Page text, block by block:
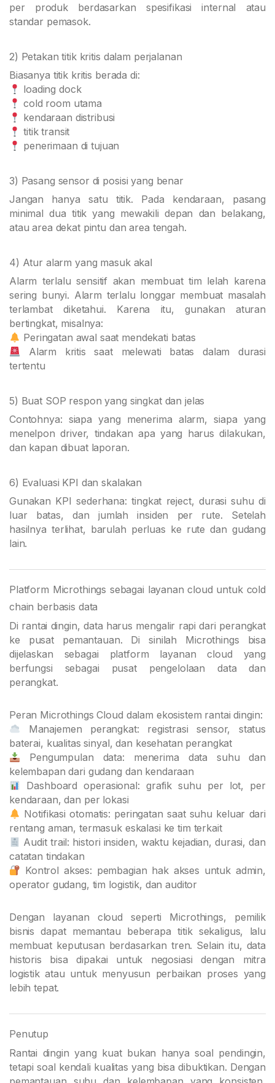
per produk berdasarkan spesifikasi internal atau
standar pemasok.
2) Petakan titik kritis dalam perjalanan
Biasanya titik kritis berada di:
loading dock
cold room utama
kendaraan distribusi
titik transit
penerimaan di tujuan
3) Pasang sensor di posisi yang benar
Jangan hanya satu titik. Pada kendaraan, pasang
minimal dua titik yang mewakili depan dan belakang,
atau area dekat pintu dan area tengah.
4) Atur alarm yang masuk akal
Alarm terlalu sensitif akan membuat tim lelah karena
sering bunyi. Alarm terlalu longgar membuat masalah
terlambat diketahui. Karena itu, gunakan aturan
bertingkat, misalnya:
Peringatan awal saat mendekati batas
Alarm kritis saat melewati batas dalam durasi
tertentu
5) Buat SOP respon yang singkat dan jelas
Contohnya: siapa yang menerima alarm, siapa yang
menelpon driver, tindakan apa yang harus dilakukan,
dan kapan dibuat laporan.
6) Evaluasi KPI dan skalakan
Gunakan KPI sederhana: tingkat reject, durasi suhu di
luar batas, dan jumlah insiden per rute. Setelah
hasilnya terlihat, barulah perluas ke rute dan gudang
lain.
Platform Microthings sebagai layanan cloud untuk cold
chain berbasis data
Di rantai dingin, data harus mengalir rapi dari perangkat
ke pusat pemantauan. Di sinilah Microthings bisa
dijelaskan sebagai platform layanan cloud yang
berfungsi sebagai pusat pengelolaan data dan
perangkat.
Peran Microthings Cloud dalam ekosistem rantai dingin:
Manajemen perangkat: registrasi sensor, status
baterai, kualitas sinyal, dan kesehatan perangkat
Pengumpulan data: menerima data suhu dan
kelembapan dari gudang dan kendaraan
Dashboard operasional: grafik suhu per lot, per
kendaraan, dan per lokasi
Notifikasi otomatis: peringatan saat suhu keluar dari
rentang aman, termasuk eskalasi ke tim terkait
Audit trail: histori insiden, waktu kejadian, durasi, dan
catatan tindakan
Kontrol akses: pembagian hak akses untuk admin,
operator gudang, tim logistik, dan auditor
Dengan layanan cloud seperti Microthings, pemilik
bisnis dapat memantau beberapa titik sekaligus, lalu
membuat keputusan berdasarkan tren. Selain itu, data
historis bisa dipakai untuk negosiasi dengan mitra
logistik atau untuk menyusun perbaikan proses yang
lebih tepat.
Penutup
Rantai dingin yang kuat bukan hanya soal pendingin,
tetapi soal kendali kualitas yang bisa dibuktikan. Dengan